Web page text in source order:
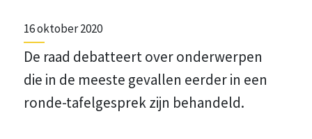
16 oktober 2020
De raad debatteert over onderwerpen
die in de meeste gevallen eerder in een
ronde-tafelgesprek zijn behandeld.